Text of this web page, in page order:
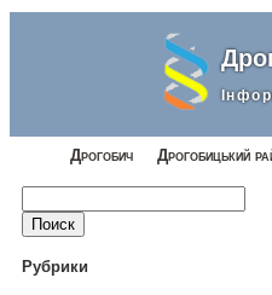
Дрогобич Дрогобицький
Найти:
Рубрики